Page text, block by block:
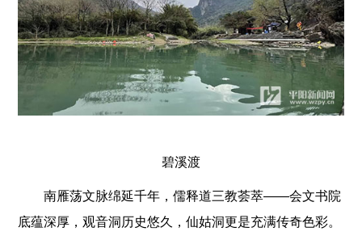
碧溪渡
南雁荡文脉绵延千年，儒释道三教荟萃——会文书院
底蕴深厚，观音洞历史悠久，仙姑洞更是充满传奇色彩。